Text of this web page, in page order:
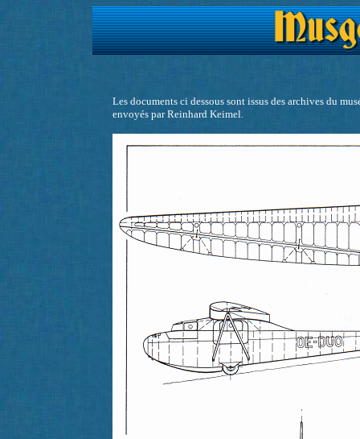
Les documents ci dessous sont issus des archives du
envoyés par Reinhard Keimel.